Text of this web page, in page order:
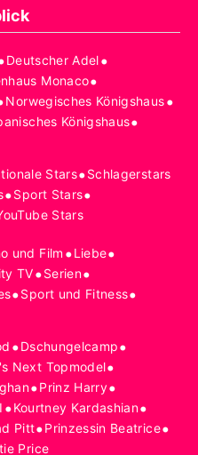
Deutscher Adel•
Monaco•
Norwegisches Königshaus•
Königshaus•
Stars•Schlagerstars
•Sport Stars•
Stars
und Film •Liebe•
TV•Serien•
•Sport und Fitness•
•Dschungelcamp•
Next Topmodel•
•Prinz Harry•
•Kourtney Kardashian•
Pitt•Prinzessin Beatrice•
Price